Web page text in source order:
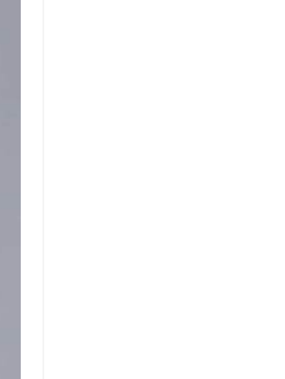
dan IP Server GoPartner Gojek